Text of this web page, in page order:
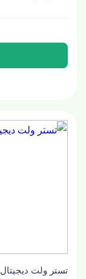
تستر ولت دیجیتال UNI-T UT118A